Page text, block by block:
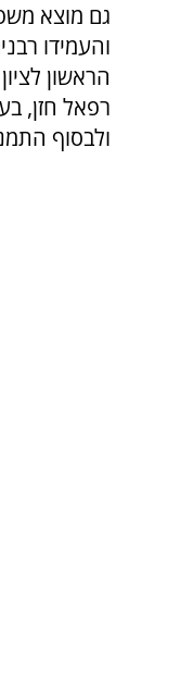
גם מוצא
והעמידו
הראשון
רפאל חזן,
ולבסוף